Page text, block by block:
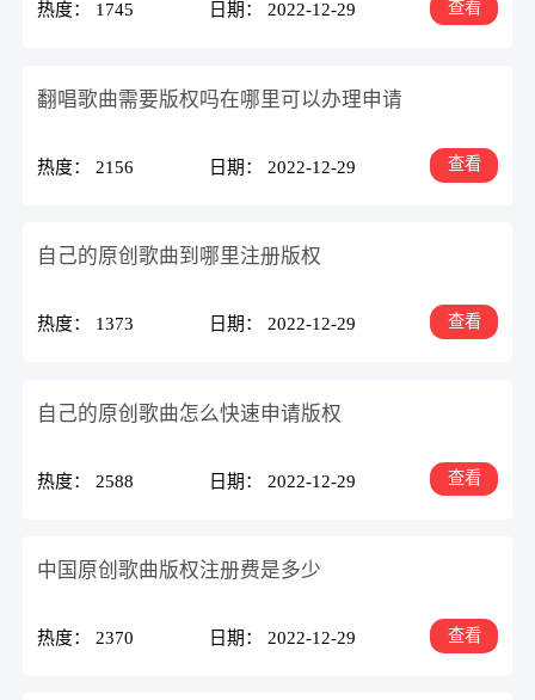
热度： 1745 日期： 2022-12-29 查看
翻唱歌曲需要版权吗在哪里可以办理申请
热度： 2156 日期： 2022-12-29 查看
自己的​原创歌曲到哪里注册版权
热度： 1373 日期： 2022-12-29 查看
自己的原创歌曲怎么快速申请版权
热度： 2588 日期： 2022-12-29 查看
中国原创歌曲版权注册费是多少
热度： 2370 日期： 2022-12-29 查看